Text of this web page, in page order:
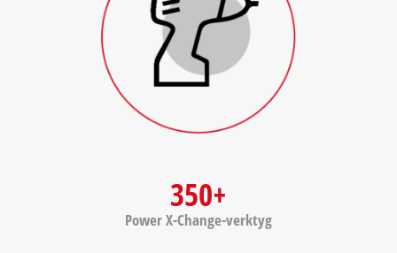
350+
Power X-Change-verktyg